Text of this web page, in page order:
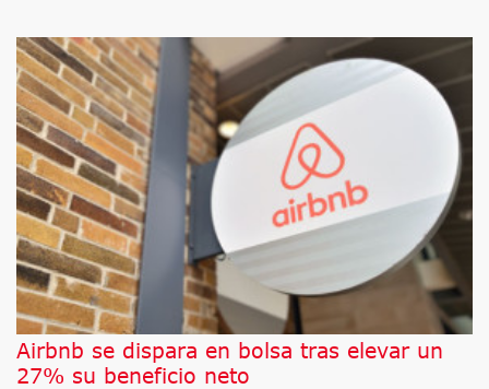
Airbnb se dispara en bolsa tras elevar un
27% su beneficio neto